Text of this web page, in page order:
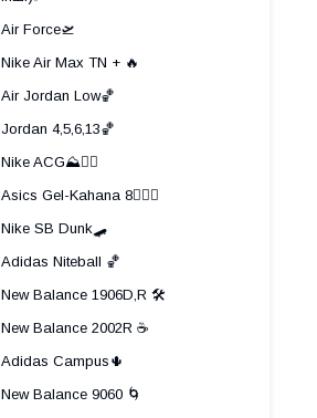
Air Force🛫
Nike Air Max TN + 🔥
Air Jordan Low🏀
Jordan 4,5,6,13🏀
Nike ACG⛰️🧗‍♀️
Asics Gel-Kahana 8🏃🏼‍♂️
Nike SB Dunk🛹
Adidas Niteball 🏀
New Balance 1906D,R 🛠️
New Balance 2002R ☕
Adidas Campus🌵
New Balance 9060 🌀